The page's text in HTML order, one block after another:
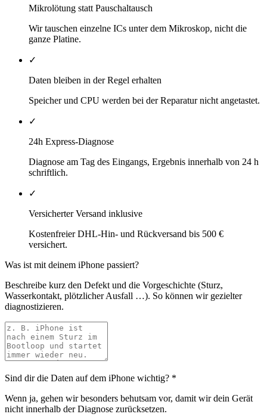
Mikrolötung statt Pauschaltausch
Wir tauschen einzelne ICs unter dem Mikroskop, nicht die
ganze Platine.
✓
Daten bleiben in der Regel erhalten
Speicher und CPU werden bei der Reparatur nicht angetastet.
✓
24h Express-Diagnose
Diagnose am Tag des Eingangs, Ergebnis innerhalb von 24 h
schriftlich.
✓
Versicherter Versand inklusive
Kostenfreier DHL-Hin- und Rückversand bis 500 €
versichert.
Was ist mit deinem iPhone passiert?
Beschreibe kurz den Defekt und die Vorgeschichte (Sturz,
Wasserkontakt, plötzlicher Ausfall …). So können wir gezielter
diagnostizieren.
Sind dir die Daten auf dem iPhone wichtig? *
Wenn ja, gehen wir besonders behutsam vor, damit wir dein Gerät
nicht innerhalb der Diagnose zurücksetzen.